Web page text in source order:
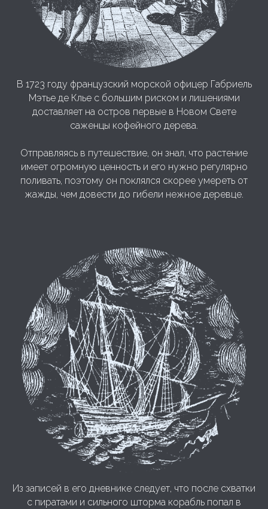
В 1723 году французский морской офицер Габриель
Мэтье де Клье с большим риском и лишениями
доставляет на остров первые в Новом Свете
саженцы кофейного дерева.
Отправляясь в путешествие, он знал, что растение
имеет огромную ценность и его нужно регулярно
поливать, поэтому он поклялся скорее умереть от
жажды, чем довести до гибели нежное деревце.
Из записей в его дневнике следует, что после схватки
с пиратами и сильного шторма корабль попал в